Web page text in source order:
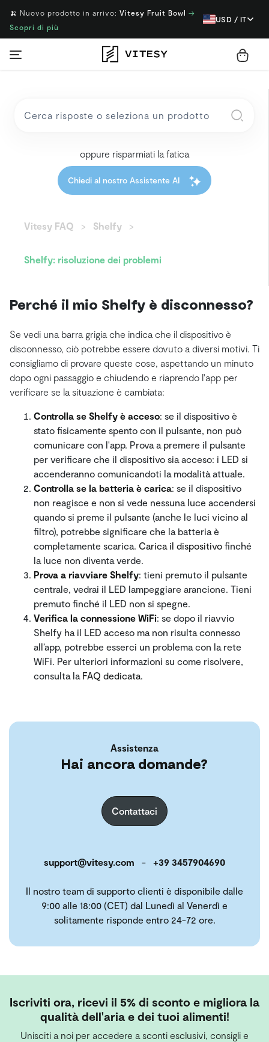
🍌 Nuovo prodotto in arrivo: Vitesy Fruit Bowl →
Scopri di più
USD / IT
oppure risparmiati la fatica
Chiedi al nostro Assistente AI
Vitesy FAQ Shelfy
Shelfy: risoluzione dei problemi
Perché il mio Shelfy è disconnesso?
Se vedi una barra grigia che indica che il dispositivo è
disconnesso, ciò potrebbe essere dovuto a diversi motivi. Ti
consigliamo di provare queste cose, aspettando un minuto
dopo ogni passaggio e chiudendo e riaprendo l'app per
verificare se la situazione è cambiata:
Controlla se Shelfy è acceso: se il dispositivo è
stato fisicamente spento con il pulsante, non può
comunicare con l'app. Prova a premere il pulsante
per verificare che il dispositivo sia acceso: i LED si
accenderanno comunicandoti la modalità attuale.
Controlla se la batteria è carica: se il dispositivo
non reagisce e non si vede nessuna luce accendersi
quando si preme il pulsante (anche le luci vicino al
filtro), potrebbe significare che la batteria è
completamente scarica. Carica il dispositivo finché
la luce non diventa verde.
Prova a riavviare Shelfy: tieni premuto il pulsante
centrale, vedrai il LED lampeggiare arancione. Tieni
premuto finché il LED non si spegne.
Verifica la connessione WiFi: se dopo il riavvio
Shelfy ha il LED acceso ma non risulta connesso
all’app, potrebbe esserci un problema con la rete
WiFi. Per ulteriori informazioni su come risolvere,
consulta la FAQ dedicata.
Assistenza
Hai ancora domande?
Contattaci
support@vitesy.com - +39 3457904690
Il nostro team di supporto clienti è disponibile dalle
9:00 alle 18:00 (CET) dal Lunedì al Venerdì e
solitamente risponde entro 24-72 ore.
Iscriviti ora, ricevi il 5% di sconto e migliora la
qualità dell'aria e dei tuoi alimenti!
Unisciti a noi per accedere a sconti esclusivi, consigli e